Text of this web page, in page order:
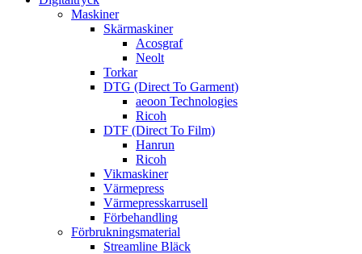
Maskiner
Skärmaskiner
Acosgraf
Neolt
Torkar
DTG (Direct To Garment)
aeoon Technologies
Ricoh
DTF (Direct To Film)
Hanrun
Ricoh
Vikmaskiner
Värmepress
Värmepresskarrusell
Förbehandling
Förbrukningsmaterial
Streamline Bläck